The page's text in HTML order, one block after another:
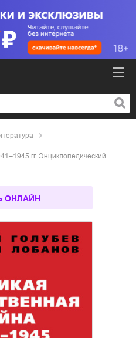
гг. Энциклопедический
ОНЛАЙН